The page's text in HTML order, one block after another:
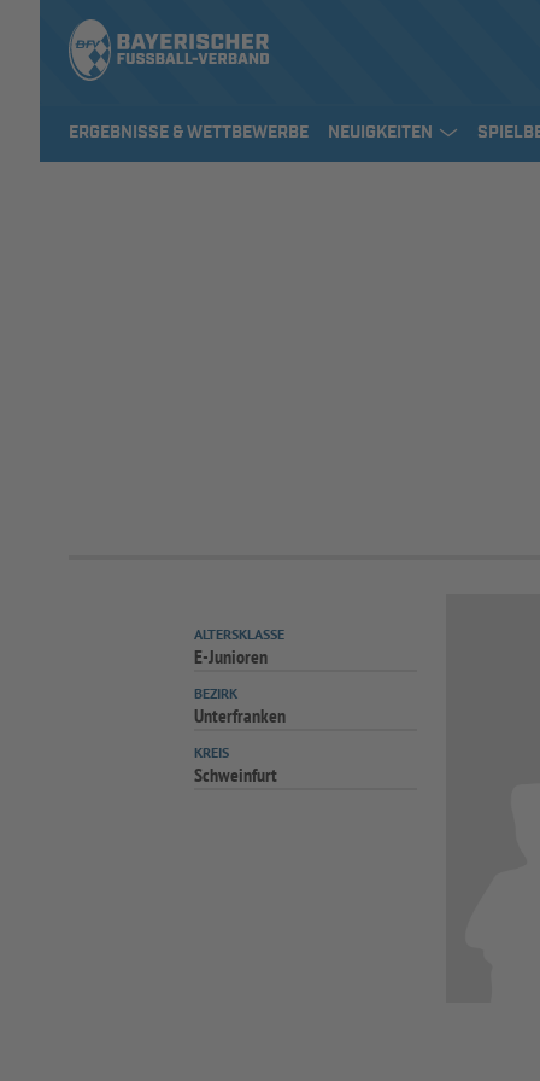
ERGEBNISSE & WETTBEWERBE NEUIGKEITEN
ALTERSKLASSE
E-Junioren
BEZIRK
Unterfranken
KREIS
Schweinfurt